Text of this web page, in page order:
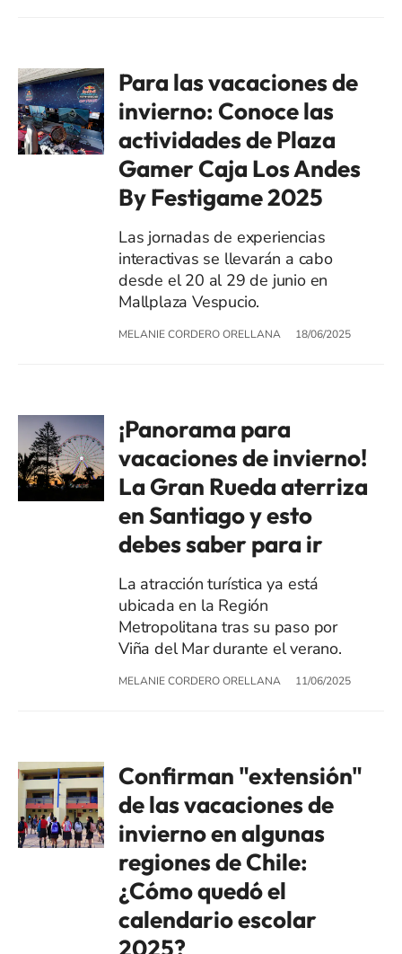
Para las vacaciones de
invierno: Conoce las
actividades de Plaza
Gamer Caja Los Andes
By Festigame 2025
Las jornadas de experiencias
interactivas se llevarán a cabo
desde el 20 al 29 de junio en
Mallplaza Vespucio.
MELANIE CORDERO ORELLANA 18/06/2025
¡Panorama para
vacaciones de invierno!
La Gran Rueda aterriza
en Santiago y esto
debes saber para ir
La atracción turística ya está
ubicada en la Región
Metropolitana tras su paso por
Viña del Mar durante el verano.
MELANIE CORDERO ORELLANA 11/06/2025
Confirman "extensión"
de las vacaciones de
invierno en algunas
regiones de Chile:
¿Cómo quedó el
calendario escolar
2025?